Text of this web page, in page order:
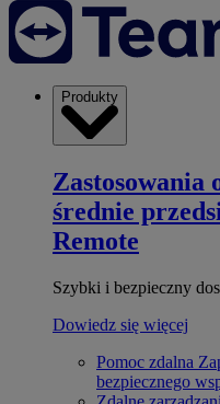
Produkty
Zastosowania
średnie
Remote
Szybki i bezpieczny
Dowiedz się więcej
Pomoc zdalna
bezpiecznego